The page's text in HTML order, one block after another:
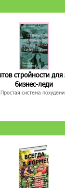
стройности для
бизнес-леди
Простая система